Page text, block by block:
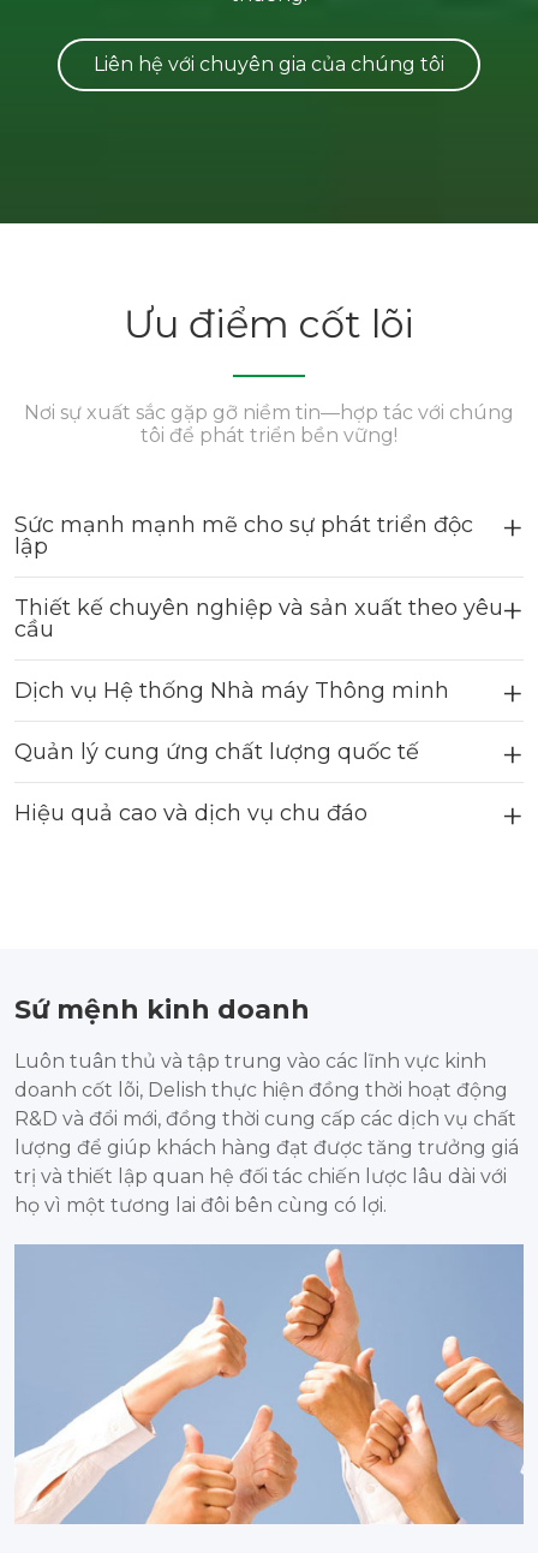
Liên hệ với chuyên gia của chúng tôi
Ưu điểm cốt lõi
Nơi sự xuất sắc gặp gỡ niềm tin—hợp tác với chúng
tôi để phát triển bền vững!
Sức mạnh mạnh mẽ cho sự phát triển độc
lập
Thiết kế chuyên nghiệp và sản xuất theo yêu
cầu
Dịch vụ Hệ thống Nhà máy Thông minh
Quản lý cung ứng chất lượng quốc tế
Hiệu quả cao và dịch vụ chu đáo
Sứ mệnh kinh doanh
Luôn tuân thủ và tập trung vào các lĩnh vực kinh
doanh cốt lõi, Delish thực hiện đồng thời hoạt động
R&D và đổi mới, đồng thời cung cấp các dịch vụ chất
lượng để giúp khách hàng đạt được tăng trưởng giá
trị và thiết lập quan hệ đối tác chiến lược lâu dài với
họ vì một tương lai đôi bên cùng có lợi.